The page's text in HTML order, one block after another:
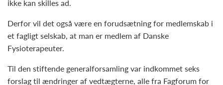
ikke kan skilles ad.
Derfor vil det også være en forudsætning for medlemskab i
et fagligt selskab, at man er medlem af Danske
Fysioterapeuter.
Til den stiftende generalforsamling var indkommet seks
forslag til ændringer af vedtægterne, alle fra Fagforum for